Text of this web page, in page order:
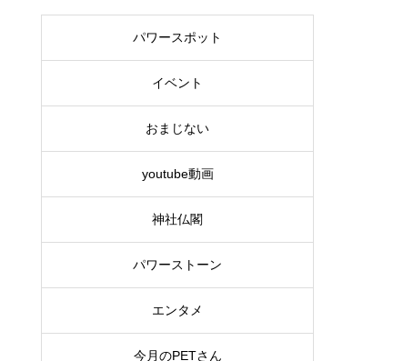
パワースポット
イベント
おまじない
youtube動画
神社仏閣
パワーストーン
エンタメ
今月のPETさん